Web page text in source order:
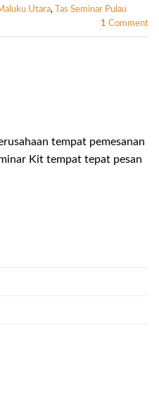
Utara,
Tas Seminar Pulau
1 Comment
tempat pemesanan
Kit tempat tepat pesan